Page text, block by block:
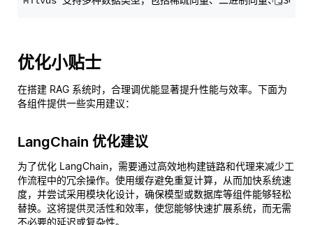
优化小贴士
在搭建 RAG 系统时，合理调优能显著提升性能与效率。下面为
各组件提供一些实用建议：
LangChain 优化建议
为了优化 LangChain，需要通过高效地构建链路和代理来减少工
作流程中的冗余操作。使用缓存避免重复计算，从而加快系统速
度，并尝试采用模块化设计，确保模型或数据库等组件能够轻松
替换。这将提供灵活性和效率，使您能够快速扩展系统，而无需
不必要的延迟或复杂性。